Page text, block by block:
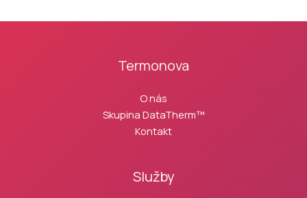
Termonova
O nás
Skupina DataTherm™
Kontakt
Služby